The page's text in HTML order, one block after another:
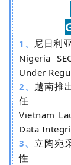
1 、 尼日利
Nigeria
Under
2、 越南推
任
Vietnam
Data
3、 立陶宛
性